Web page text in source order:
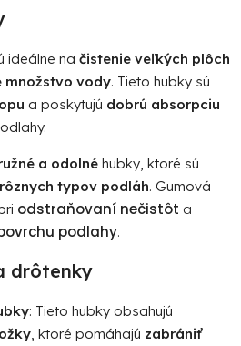
ideálne na čistenie veľkých plôch
množstvo vody. Tieto hubky sú
a poskytujú dobrú absorpciu
a odolné hubky, ktoré sú
typov podláh. Gumová
odstraňovaní nečistôt a
podlahy.
drôtenky
: Tieto hubky obsahujú
, ktoré pomáhajú zabrániť